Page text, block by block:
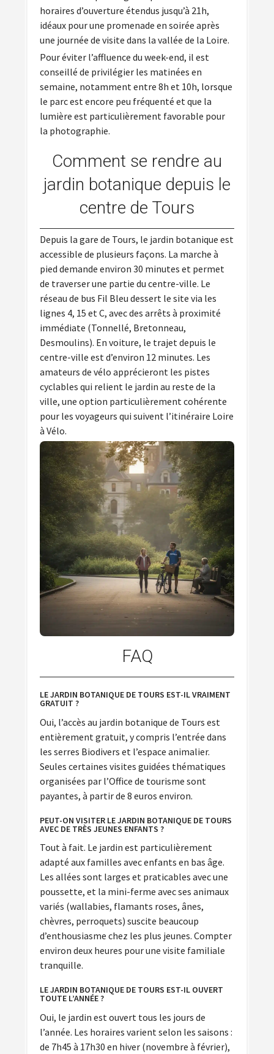
horaires d’ouverture étendus jusqu’à 21h,
idéaux pour une promenade en soirée après
une journée de visite dans la vallée de la Loire.
Pour éviter l’affluence du week-end, il est
conseillé de privilégier les matinées en
semaine, notamment entre 8h et 10h, lorsque
le parc est encore peu fréquenté et que la
lumière est particulièrement favorable pour
la photographie.
Comment se rendre au
jardin botanique depuis le
centre de Tours
Depuis la gare de Tours, le jardin botanique est
accessible de plusieurs façons. La marche à
pied demande environ 30 minutes et permet
de traverser une partie du centre-ville. Le
réseau de bus Fil Bleu dessert le site via les
lignes 4, 15 et C, avec des arrêts à proximité
immédiate (Tonnellé, Bretonneau,
Desmoulins). En voiture, le trajet depuis le
centre-ville est d’environ 12 minutes. Les
amateurs de vélo apprécieront les pistes
cyclables qui relient le jardin au reste de la
ville, une option particulièrement cohérente
pour les voyageurs qui suivent l’itinéraire Loire
à Vélo.
FAQ
LE JARDIN BOTANIQUE DE TOURS EST-IL VRAIMENT
GRATUIT ?
Oui, l’accès au jardin botanique de Tours est
entièrement gratuit, y compris l’entrée dans
les serres Biodivers et l’espace animalier.
Seules certaines visites guidées thématiques
organisées par l’Office de tourisme sont
payantes, à partir de 8 euros environ.
PEUT-ON VISITER LE JARDIN BOTANIQUE DE TOURS
AVEC DE TRÈS JEUNES ENFANTS ?
Tout à fait. Le jardin est particulièrement
adapté aux familles avec enfants en bas âge.
Les allées sont larges et praticables avec une
poussette, et la mini-ferme avec ses animaux
variés (wallabies, flamants roses, ânes,
chèvres, perroquets) suscite beaucoup
d’enthousiasme chez les plus jeunes. Compter
environ deux heures pour une visite familiale
tranquille.
LE JARDIN BOTANIQUE DE TOURS EST-IL OUVERT
TOUTE L’ANNÉE ?
Oui, le jardin est ouvert tous les jours de
l’année. Les horaires varient selon les saisons :
de 7h45 à 17h30 en hiver (novembre à février),